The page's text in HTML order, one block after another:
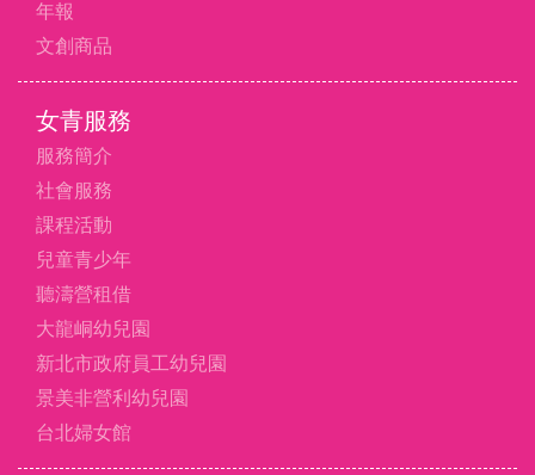
年報
文創商品
女青服務
服務簡介
社會服務
課程活動
兒童青少年
聽濤營租借
大龍峒幼兒園
新北市政府員工幼兒園
景美非營利幼兒園
台北婦女館